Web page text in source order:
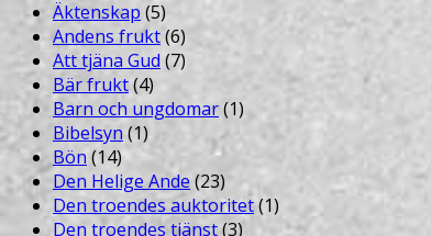
Äktenskap (5)
Andens frukt(6)
Att tjäna Gud(7)
Bär frukt(4)
Barn och ungdomar(1)
Bibelsyn(1)
Bön(14)
Den Helige Ande(23)
Den troendes auktoritet(1)
Den troendes tjänst(3)